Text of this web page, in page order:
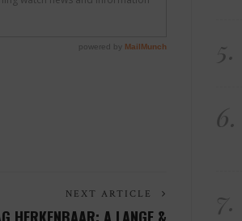
NEXT ARTICLE
5.
6.
7.